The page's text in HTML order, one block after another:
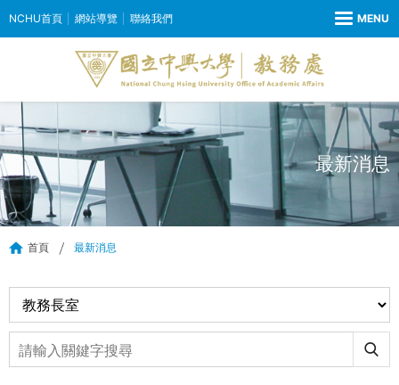
NCHU首頁 網站導覽 聯絡我們
最新消息
首頁 最新消息